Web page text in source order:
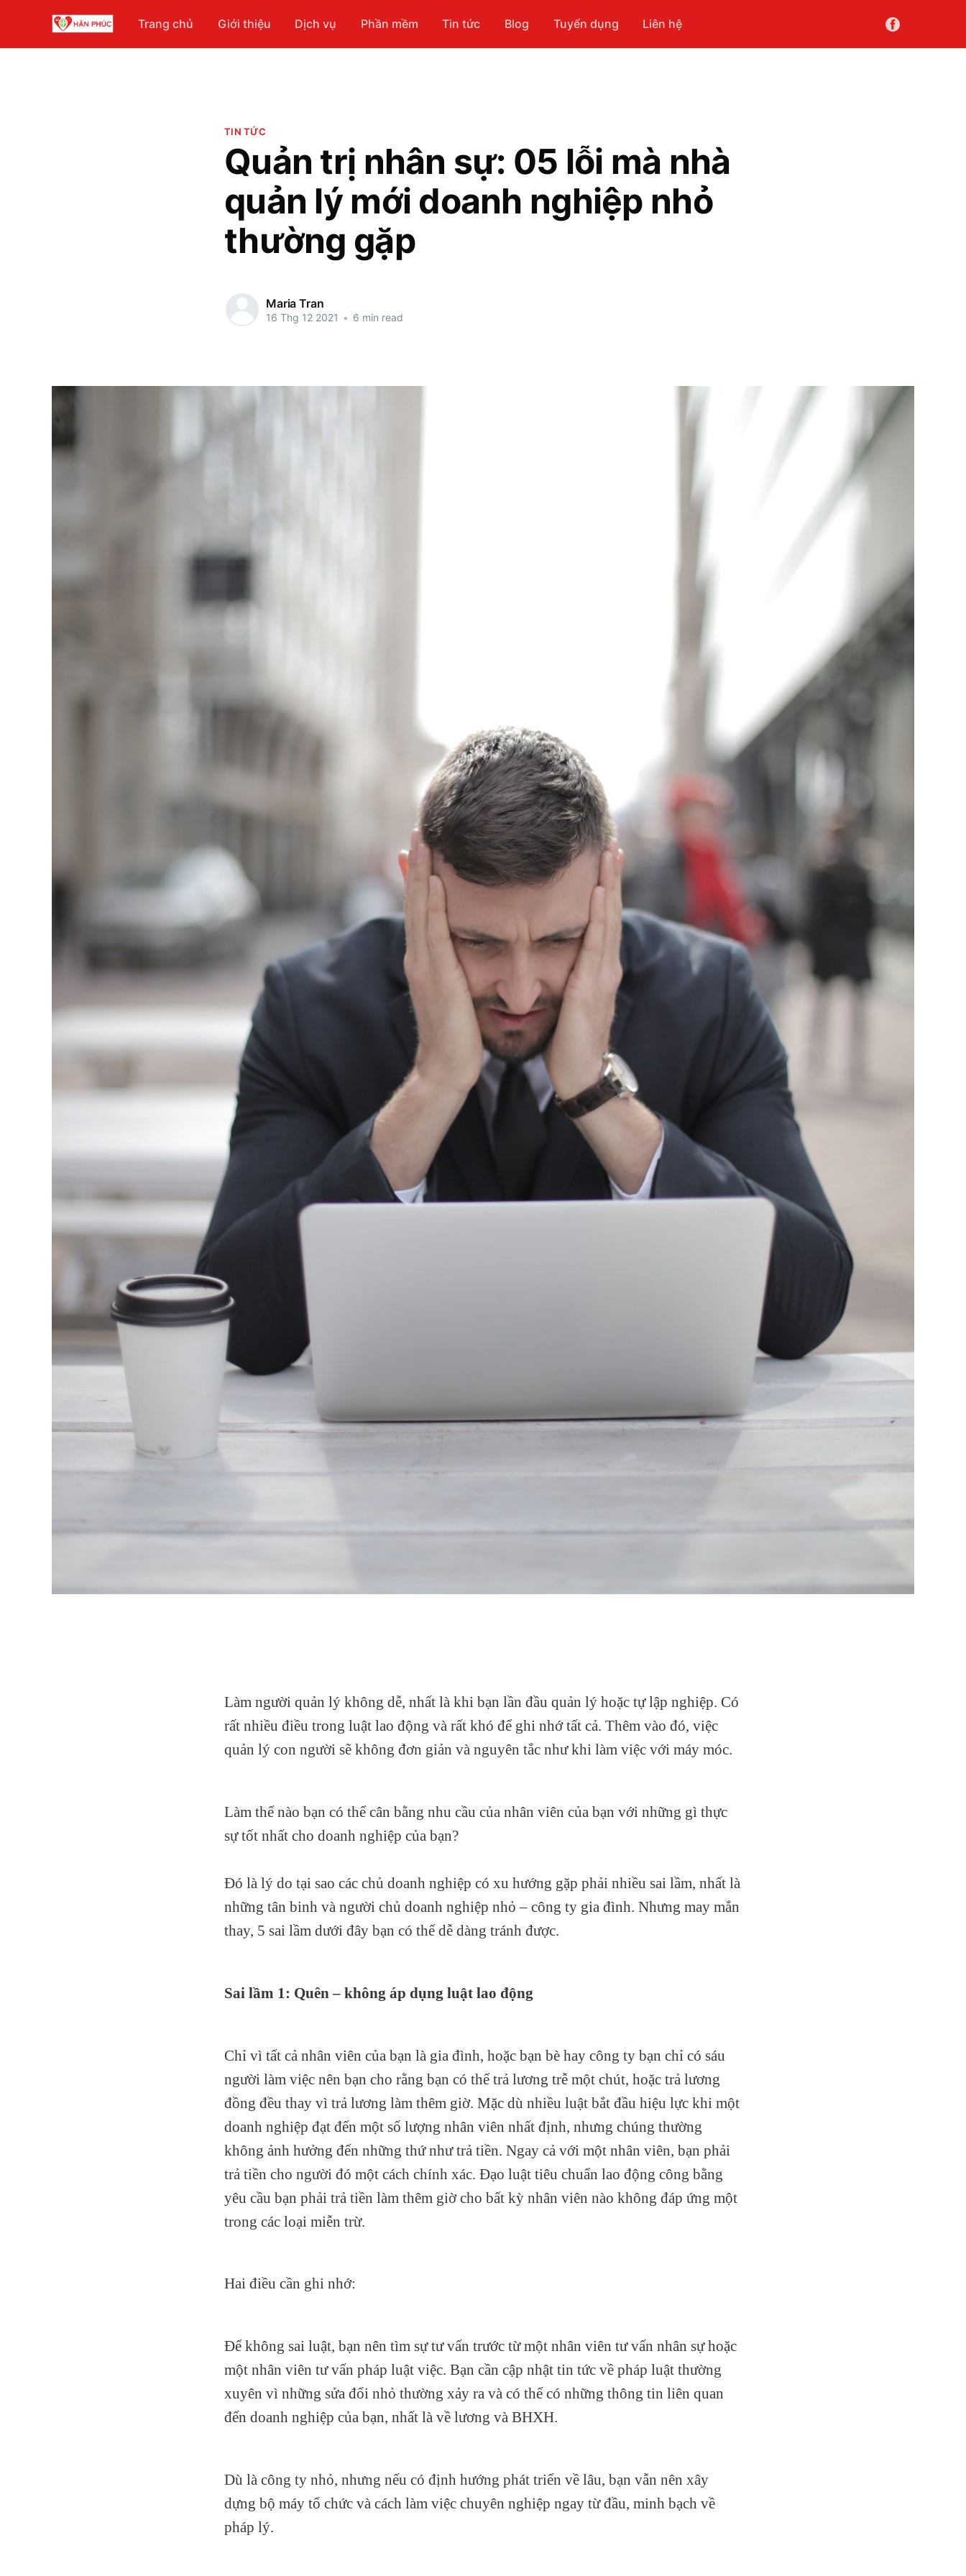
Trang chủ Giới thiệu Dịch vụ Phần mềm Tin tức Blog Tuyển dụng Liên hệ
TIN TỨC
Quản trị nhân sự: 05 lỗi mà nhà
quản lý mới doanh nghiệp nhỏ
thường gặp
Maria Tran
16 Thg 12 2021 • 6 min read
Làm người quản lý không dễ, nhất là khi bạn lần đầu quản lý hoặc tự lập nghiệp. Có
rất nhiều điều trong luật lao động và rất khó để ghi nhớ tất cả. Thêm vào đó, việc
quản lý con người sẽ không đơn giản và nguyên tắc như khi làm việc với máy móc.
Làm thế nào bạn có thể cân bằng nhu cầu của nhân viên của bạn với những gì thực
sự tốt nhất cho doanh nghiệp của bạn?
Đó là lý do tại sao các chủ doanh nghiệp có xu hướng gặp phải nhiều sai lầm, nhất là
những tân binh và người chủ doanh nghiệp nhỏ – công ty gia đình. Nhưng may mắn
thay, 5 sai lầm dưới đây bạn có thể dễ dàng tránh được.
Sai lầm 1: Quên – không áp dụng luật lao động
Chỉ vì tất cả nhân viên của bạn là gia đình, hoặc bạn bè hay công ty bạn chỉ có sáu
người làm việc nên bạn cho rằng bạn có thể trả lương trễ một chút, hoặc trả lương
đồng đều thay vì trả lương làm thêm giờ. Mặc dù nhiều luật bắt đầu hiệu lực khi một
doanh nghiệp đạt đến một số lượng nhân viên nhất định, nhưng chúng thường
không ảnh hưởng đến những thứ như trả tiền. Ngay cả với một nhân viên, bạn phải
trả tiền cho người đó một cách chính xác. Đạo luật tiêu chuẩn lao động công bằng
yêu cầu bạn phải trả tiền làm thêm giờ cho bất kỳ nhân viên nào không đáp ứng một
trong các loại miễn trừ.
Hai điều cần ghi nhớ:
Để không sai luật, bạn nên tìm sự tư vấn trước từ một nhân viên tư vấn nhân sự hoặc
một nhân viên tư vấn pháp luật việc. Bạn cần cập nhật tin tức về pháp luật thường
xuyên vì những sửa đổi nhỏ thường xảy ra và có thể có những thông tin liên quan
đến doanh nghiệp của bạn, nhất là về lương và BHXH.
Dù là công ty nhỏ, nhưng nếu có định hướng phát triển về lâu, bạn vẫn nên xây
dựng bộ máy tổ chức và cách làm việc chuyên nghiệp ngay từ đầu, minh bạch về
pháp lý.